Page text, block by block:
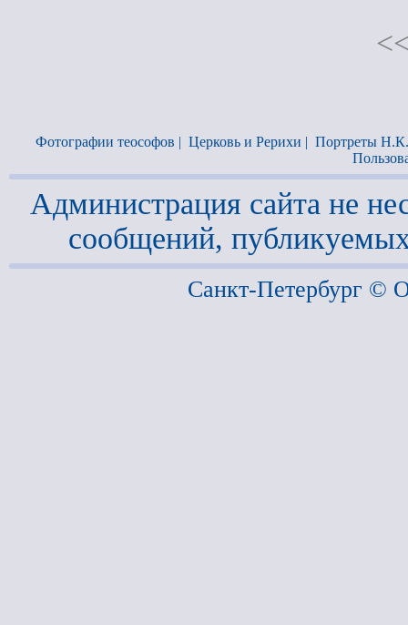
Фотографии теософов | Церковь и Рерихи | Портреты
Администрация сайта не
сообщений,
Санкт-Петербург